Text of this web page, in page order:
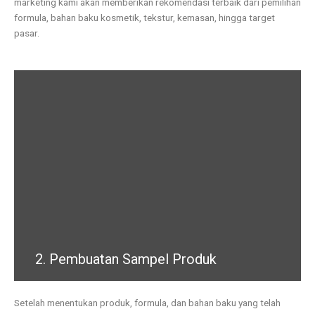
formula, bahan baku kosmetik, tekstur, kemasan, hingga target
pasar.
2. Pembuatan Sampel Produk
Setelah menentukan produk, formula, dan bahan baku yang telah